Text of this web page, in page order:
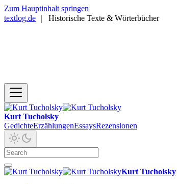
Zum Hauptinhalt springen
textlog.de
Historische Texte & Wörterbücher
Kurt Tucholsky
GedichteErzählungenEssaysRezensionen
Kurt Tucholsky